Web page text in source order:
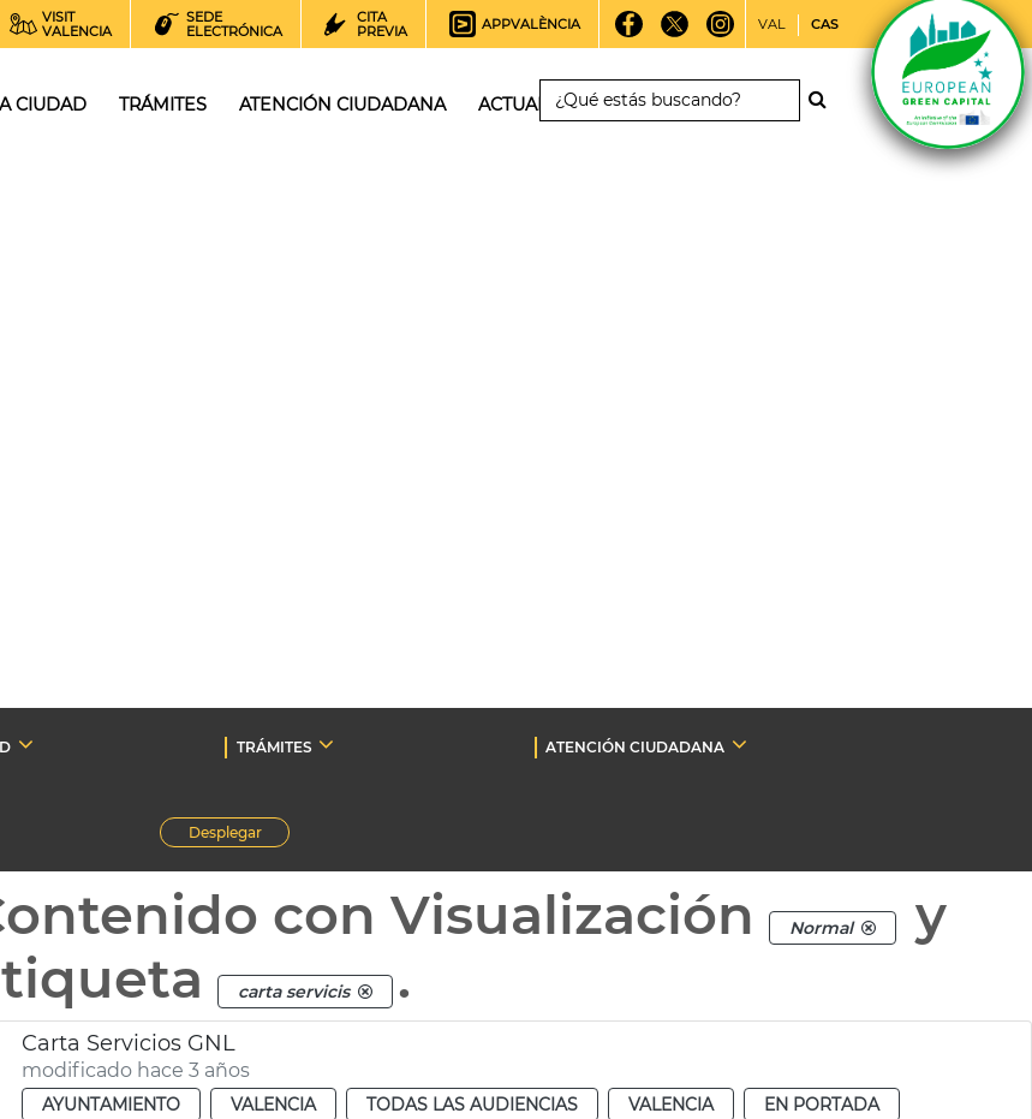
VISIT
VALENCIA
SEDE
ELECTRÓNICA
CITA
PREVIA
APPVALÈNCIA VAL CAS
CIUDAD TRÁMITES ATENCIÓN CIUDADANA ACTUALIDAD
TRÁMITES
ATENCIÓN CIUDADANA
Desplegar
con Visualización Normal
y
carta servicis .
Carta Servicios GNL
modificado hace 3 años
AYUNTAMIENTO VALENCIA TODAS LAS AUDIENCIAS VALENCIA
EN PORTADA